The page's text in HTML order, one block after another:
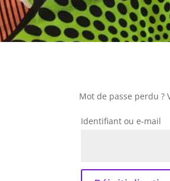
Mot de passe perdu ?
Identifiant ou e-mail